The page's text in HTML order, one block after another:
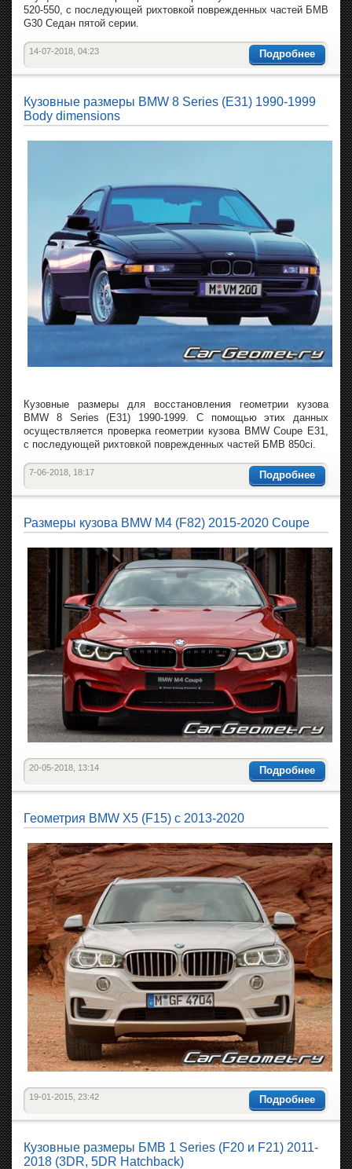
520-550, с последующей рихтовкой поврежденных частей БМВ
G30 Седан пятой серии.
Подробнее
14-07-2018, 04:23
Кузовные размеры BMW 8 Series (E31) 1990-1999
Body dimensions
Кузовные размеры для восстановления геометрии кузова
BMW 8 Series (E31) 1990-1999. С помощью этих данных
осуществляется проверка геометрии кузова BMW Coupe E31,
с последующей рихтовкой поврежденных частей БМВ 850ci.
Подробнее
7-06-2018, 18:17
Размеры кузова BMW M4 (F82) 2015-2020 Coupe
Подробнее
20-05-2018, 13:14
Геометрия BMW X5 (F15) с 2013-2020
Подробнее
19-01-2015, 23:42
Кузовные размеры БМВ 1 Series (F20 и F21) 2011-
2018 (3DR, 5DR Hatchback)